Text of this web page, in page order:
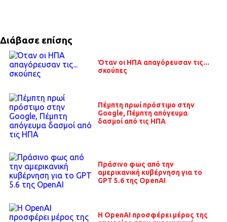
Διάβασε επίσης
Όταν οι ΗΠΑ απαγόρευσαν τις...
σκούπες
Πέμπτη πρωί πρόστιμο στην
Google, Πέμπτη απόγευμα
δασμοί από τις ΗΠΑ
Πράσινο φως από την
αμερικανική κυβέρνηση για το
GPT 5.6 της OpenAI
Η OpenAI προσφέρει μέρος της